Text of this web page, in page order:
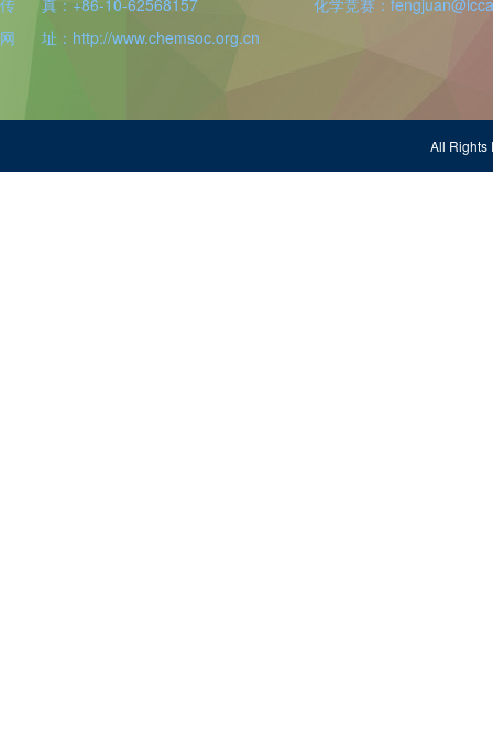
传 真：+86-10-62568157
网 址：http://www.chemsoc.org.cn
化学竞赛：
All Rights